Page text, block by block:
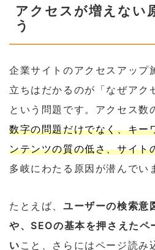
アクセスが増えない
う
企業サイトのアクセスアップ
立ちはだかるのが「なぜアク
という問題です。アクセス数
数字の問題だけでなく、キー
ンテンツの質の低さ、サイト
多岐にわたる原因が潜んでい
たとえば、 ユーザーの検索意
や、SEOの基本を押さえたペ
い こと、さらにはページ読み